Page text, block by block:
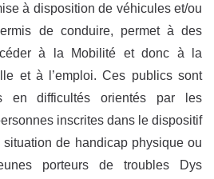
à disposition de véhicules et/ou
de conduire, permet à des
à la Mobilité et donc à la
et à l’emploi. Ces publics sont
en difficultés orientés par les
inscrites dans le dispositif
de handicap physique ou
porteurs de troubles Dys